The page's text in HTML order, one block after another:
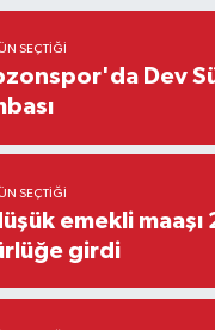
SEÇTIĞI
Dev
SEÇTIĞI
emekli
girdi